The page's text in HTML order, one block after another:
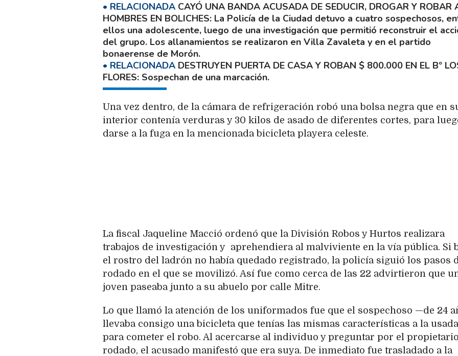
CAYÓ UNA BANDA ACUSADA DE SEDUCIR, DROGAR Y ROBAR
HOMBRES EN BOLICHES La Policía de la Ciudad detuvo a cuatro sospechosos,
ellos una adolescente, luego de una investigación que permitió reconstruir el
del grupo. Los allanamientos se realizaron en Villa Zavaleta y en el partido
bonaerense de Morón.
DESTRUYEN PUERTA DE CASA Y ROBAN $ 800.000 EN EL Bº
FLORES Sospechan de una marcación.
Una vez dentro, de la cámara de refrigeración robó una bolsa negra que en
interior contenía verduras y 30 kilos de asado de diferentes cortes, para
darse a la fuga en la mencionada bicicleta playera celeste.
La fiscal Jaqueline Macció ordenó que la División Robos y Hurtos realizara
trabajos de investigación y aprehendiera al malviviente en la vía pública. Si
el rostro del ladrón no había quedado registrado, la policía siguió los pasos
rodado en el que se movilizó. Así fue como cerca de las 22 advirtieron que
joven paseaba junto a su abuelo por calle Mitre.
Lo que llamó la atención de los uniformados fue que el sospechoso —de 24
llevaba consigo una bicicleta que tenías las mismas características a la usada
para cometer el robo. Al acercarse al individuo y preguntar por el
rodado, el acusado manifestó que era suya. De inmediato fue trasladado a la